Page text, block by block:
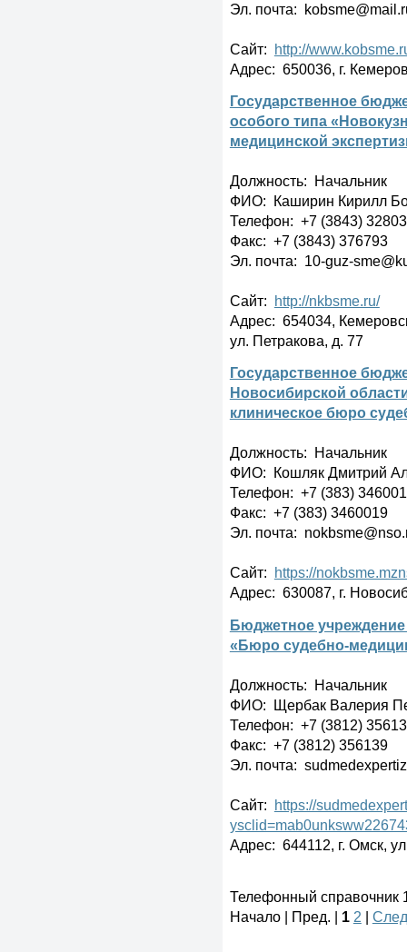
Эл. почта:
Сайт: http://
Адрес: 650036, г.
Государственное
особого типа
медицинской
Должность: Начальник
ФИО: Каширин Кирилл
Телефон: +7 (3843)
Факс: +7 (3843) 376793
Эл. почта: 10-guz-
Сайт: http://nkbsme.ru/
Адрес: 654034,
ул. Петракова, д. 77
Государственное
Новосибирской
клиническое бюро
Должность: Начальник
ФИО: Кошляк Дмитрий
Телефон: +7 (383)
Факс: +7 (383) 3460019
Эл. почта:
Сайт: https://
Адрес: 630087, г.
Бюджетное
«Бюро судебно-
Должность: Начальник
ФИО: Щербак Валерия
Телефон: +7 (3812)
Факс: +7 (3812) 356139
Эл. почта:
Сайт: https://
Адрес: 644112, г. Омск,
Телефонный справочник
Начало | Пред. | 1 2 |